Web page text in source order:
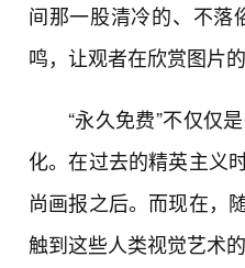
间那一股清冷的、不落
鸣，让观者在欣赏图片
“永久免费”不仅仅
化。在过去的精英主义
尚画报之后。而现在，
触到这些人类视觉艺术的